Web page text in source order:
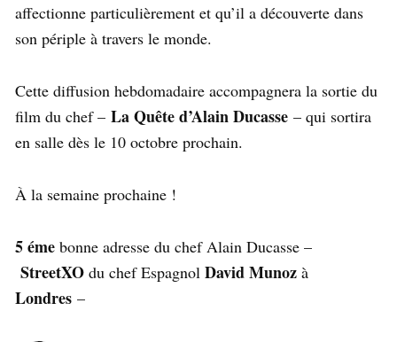
affectionne particulièrement et qu’il a découverte dans
son périple à travers le monde.
Cette diffusion hebdomadaire accompagnera la sortie du
film du chef – La Quête d’Alain Ducasse – qui sortira
en salle dès le 10 octobre prochain.
À la semaine prochaine !
5 éme bonne adresse du chef Alain Ducasse –
StreetXO du chef Espagnol David Munoz à
Londres –